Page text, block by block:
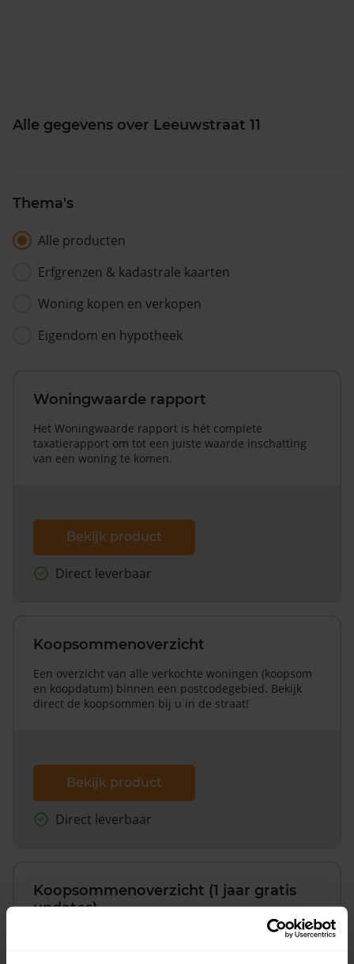
Alle gegevens over Leeuwstraat 11
Thema's
Alle producten
Erfgrenzen & kadastrale kaarten
Woning kopen en verkopen
Eigendom en hypotheek
Woningwaarde rapport
Het Woningwaarde rapport is hét complete
taxatierapport om tot een juiste waarde inschatting
van een woning te komen.
Bekijk product
Direct leverbaar
Koopsommenoverzicht
Een overzicht van alle verkochte woningen (koopsom
en koopdatum) binnen een postcodegebied. Bekijk
direct de koopsommen bij u in de straat!
Bekijk product
Direct leverbaar
Koopsommenoverzicht (1 jaar gratis
updates)